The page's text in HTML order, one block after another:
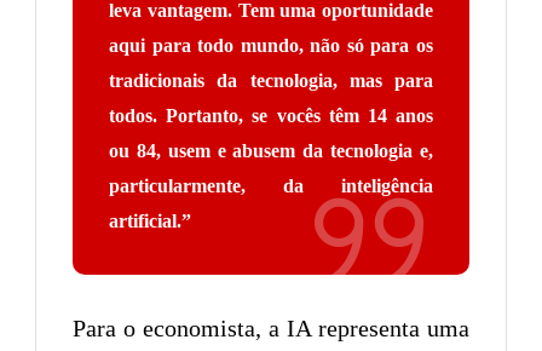
leva vantagem. Tem uma oportunidade
aqui para todo mundo, não só para os
tradicionais da tecnologia, mas para
todos. Portanto, se vocês têm 14 anos
ou 84, usem e abusem da tecnologia e,
particularmente, da inteligência
artificial.”
Para o economista, a IA representa uma